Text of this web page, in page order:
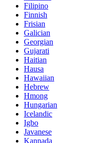
Filipino
Finnish
Frisian
Galician
Georgian
Gujarati
Haitian
Hausa
Hawaiian
Hebrew
Hmong
Hungarian
Icelandic
Igbo
Javanese
Kannada